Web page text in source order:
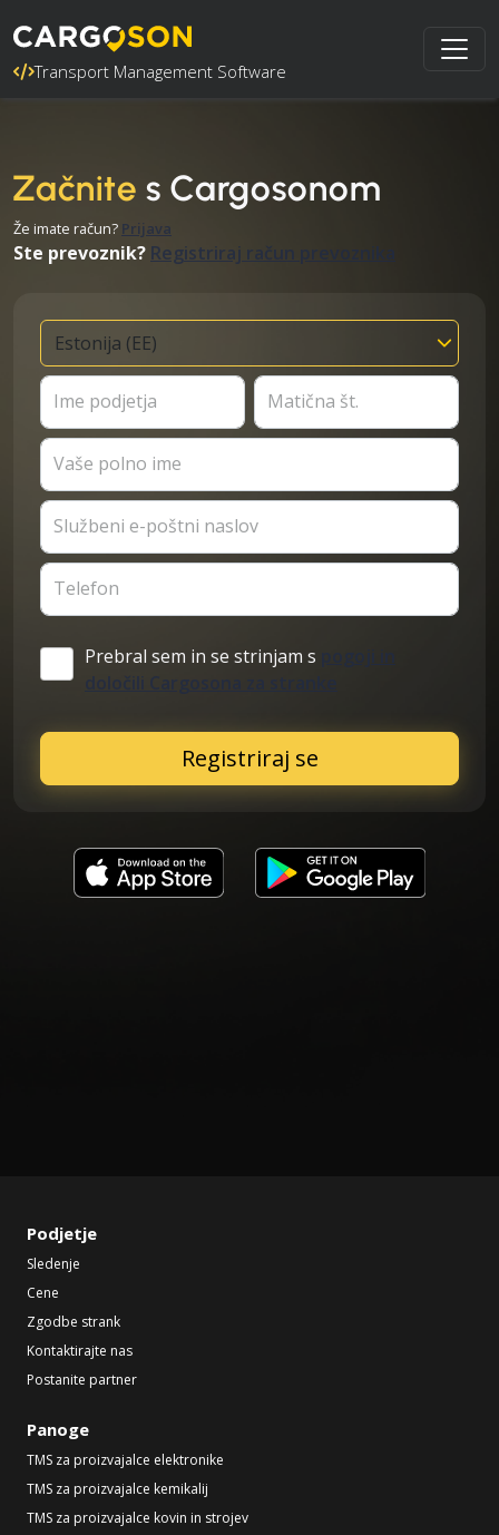
Transport Management Software
Začnite s Cargosonom
Že imate račun? Prijava
Ste prevoznik? Registriraj račun prevoznika
Ime podjetja Matična št.
Vaše polno ime
Službeni e-poštni naslov
Telefon
Prebral sem in se strinjam s
Registriraj se
Podjetje
Sledenje
Cene
Zgodbe strank
Kontaktirajte nas
Postanite partner
Panoge
TMS za proizvajalce elektronike
TMS za proizvajalce kemikalij
TMS za proizvajalce kovin in strojev